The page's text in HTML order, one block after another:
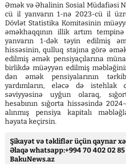
Əmək və Əhalinin Sosial Müdafiəsi
cü il yanvarın 1-nə 2023-cü il
Dövlət Statistika Komitəsinin
əməkhaqqının illik artım
yanvarın 1-dək təyin edilmiş
hissəsinin, qulluq stajına görə
edilmiş əmək pensiyaçılarına
birlikdə müəyyən edilmiş
dən əmək pensiyalarının
yardımların, eləcə də
səviyyəsinə uyğun olaraq,
hesabının sığorta hissəsində
alınmış pensiya kapitalı
həyata keçirsin.
Şikayət və təkliflər üçün qaynar
Əlaqə whatsapp:+994 70 402 02 85
BakuNews.az